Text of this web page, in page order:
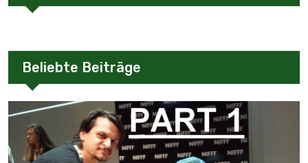
Beliebte Beiträge